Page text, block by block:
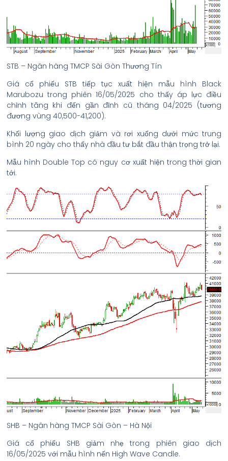
STB – Ngân hàng TMCP Sài Gòn Thương Tín
Giá cổ phiếu STB tiếp tục xuất hiện mẫu hình Black
Marubozu trong phiên 16/05/2025 cho thấy áp lực điều
chỉnh tăng khi đến gần đỉnh cũ tháng 04/2025 (tương
đương vùng 40,500-41,200).
Khối lượng giao dịch giảm và rơi xuống dưới mức trung
bình 20 ngày cho thấy nhà đầu tư bắt đầu thận trọng trở lại.
Mẫu hình Double Top có nguy cơ xuất hiện trong thời gian
tới.
SHB – Ngân hàng TMCP Sài Gòn – Hà Nội
Giá cổ phiếu SHB giảm nhẹ trong phiên giao dịch
16/05/2025 với mẫu hình nến High Wave Candle.